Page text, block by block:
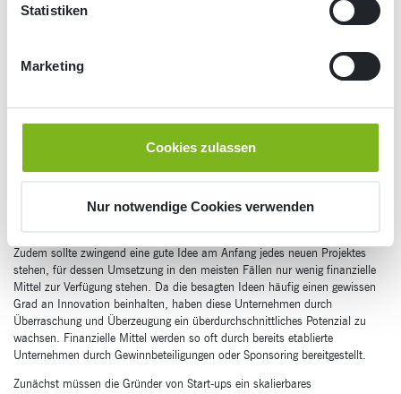
Statistiken
Marketing
Cookies zulassen
Nur notwendige Cookies verwenden
unsicher waren.
„Das einst als Start-up gegründete Unternehmen ist längst aus den
Kinderschuhen entwachsen.“. Hierbei werden schon eine wichtige
Eigenschaften und Ziele von Start-ups
Start-ups müssen mehrere besondere Kriterien erfüllen, denn der neu
eröffnete Bäcker von gegenüber oder die dritte Filiale von Rewe in dem
Zudem sollte zwingend eine gute Idee am Anfang jedes neuen Projektes
stehen, für dessen Umsetzung in den meisten Fällen nur wenig finanzielle
Mittel zur Verfügung stehen. Da die besagten Ideen häufig einen gewissen
Grad an Innovation beinhalten, haben diese Unternehmen durch
Überraschung und Überzeugung ein überdurchschnittliches Potenzial zu
wachsen. Finanzielle Mittel werden so oft durch bereits etablierte
Unternehmen durch Gewinnbeteiligungen oder Sponsoring bereitgestellt.
Zunächst müssen die Gründer von Start-ups ein skalierbares